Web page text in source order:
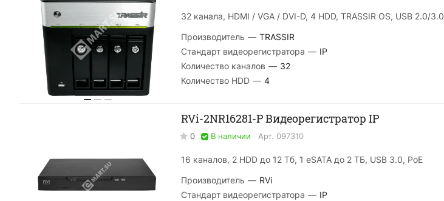
32 канала, HDMI / VGA / DVI-D, 4 HDD, TRASSIR OS, USB 2.0/3.0
Производитель — TRASSIR
Стандарт видеорегистратора — IP
Количество каналов — 32
Количество HDD — 4
RVi-2NR16281-P Видеорегистратор IP
0 В наличии Арт. 097310
16 каналов, 2 HDD до 12 Тб, 1 eSATA до 2 ТБ, USB 3.0, PoE
Производитель — RVi
Стандарт видеорегистратора — IP